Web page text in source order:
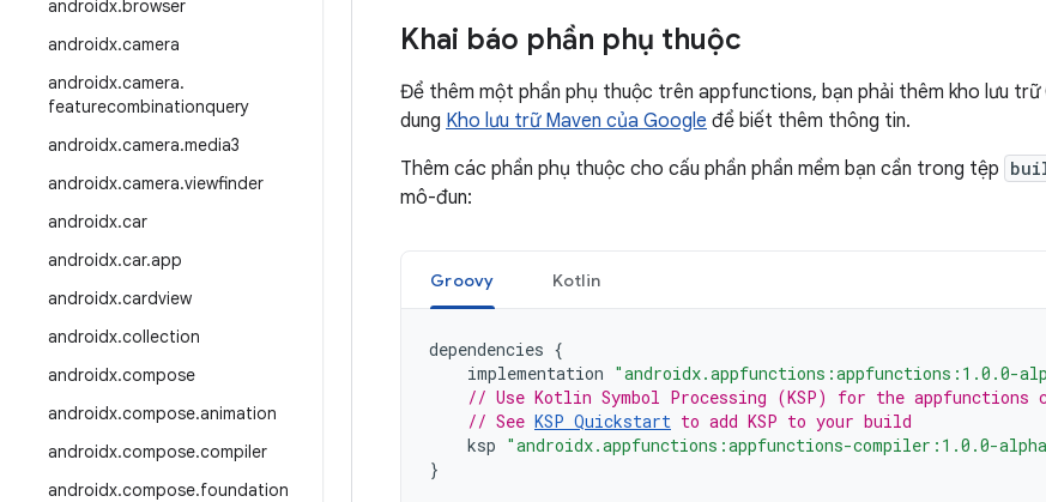
androidx.browser
androidx.camera
androidx.camera.
featurecombinationquery
androidx.camera.media3
androidx.camera.viewfinder
androidx.car
androidx.car.app
androidx.cardview
androidx.collection
androidx.compose
androidx.compose.animation
androidx.compose.compiler
androidx.compose.foundation
Khai báo phần phụ thuộc
Để thêm một phần phụ thuộc trên appfunctions, bạn phải thêm kho lưu trữ
dung Kho lưu trữ Maven của Google để biết thêm thông tin.
Thêm các phần phụ thuộc cho cấu phần phần mềm bạn cần trong tệp
mô-đun:
Groovy Kotlin
dependencies {
implementation "androidx.appfunctions:appfunctions:1.0.0-
// Use Kotlin Symbol Processing (KSP) for the appfunctions
// See KSP Quickstart to add KSP to your build
ksp "androidx.appfunctions:appfunctions-compiler:1.0.0-
}